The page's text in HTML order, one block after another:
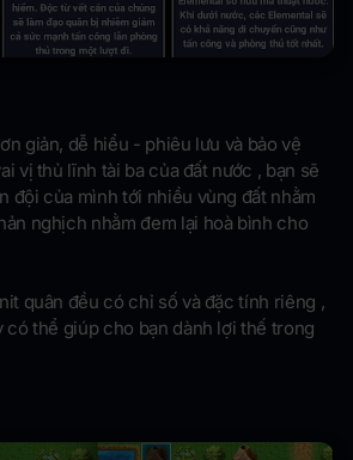
giản, dễ hiểu - phiêu lưu và bảo vệ
vị thủ lĩnh tài ba của đất nước , bạn sẽ
đội của mình tới nhiều vùng đất nhằm
nghịch nhằm đem lại hoà bình cho
quân đều có chỉ số và đặc tính riêng ,
có thể giúp cho bạn dành lợi thế trong